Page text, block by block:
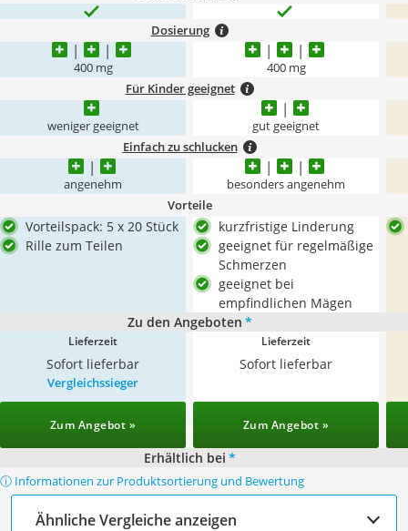
Dosierung
400 mg 400 mg
Für Kinder geeignet
weniger geeignet gut geeignet
Einfach zu schlucken
angenehm besonders angenehm
Vorteile
Vorteilspack: 5 x 20 Stück
Rille zum Teilen
kurzfristige Linderung
geeignet für regelmäßige
Schmerzen
geeignet bei
empfindlichen Mägen
Zu den Angeboten *
Lieferzeit
Sofort lieferbar
Lieferzeit
Sofort lieferbar
Vergleichssieger
Zum Angebot » Zum Angebot »
Erhältlich bei *
ⓘ Informationen zur Produktsortierung und Bewertung
Ähnliche Vergleiche anzeigen